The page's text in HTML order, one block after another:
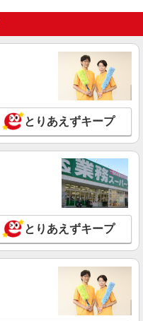
とりあえずキープ
とりあえずキープ